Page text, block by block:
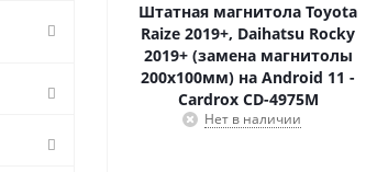
Штатная магнитола Toyota
Raize 2019+, Daihatsu Rocky
2019+ (замена магнитолы
200x100мм) на Android 11 -
Cardrox CD-4975M
Нет в наличии